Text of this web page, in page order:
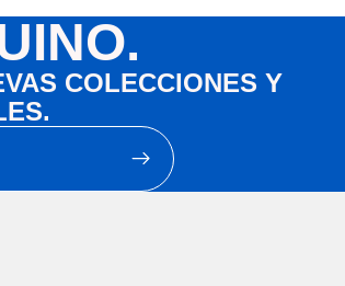
COLECCIONES Y